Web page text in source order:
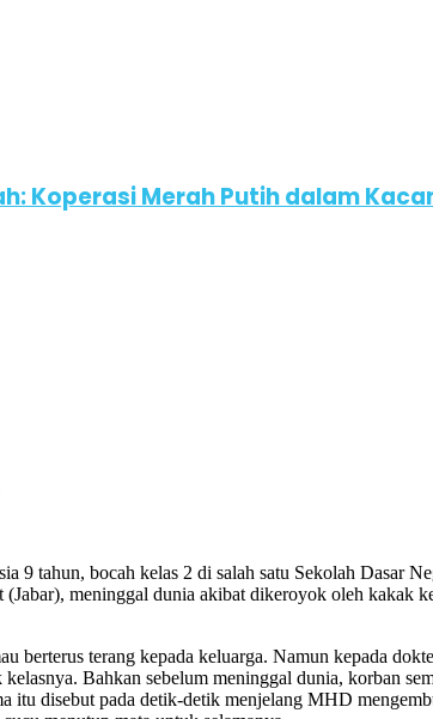
Koperasi Merah Putih dalam
9 tahun, bocah kelas 2 di salah satu Sekolah Dasar
meninggal dunia akibat dikeroyok oleh kakak
berterus terang kepada keluarga. Namun kepada
Bahkan sebelum meninggal dunia, korban
itu disebut pada detik-detik menjelang MHD